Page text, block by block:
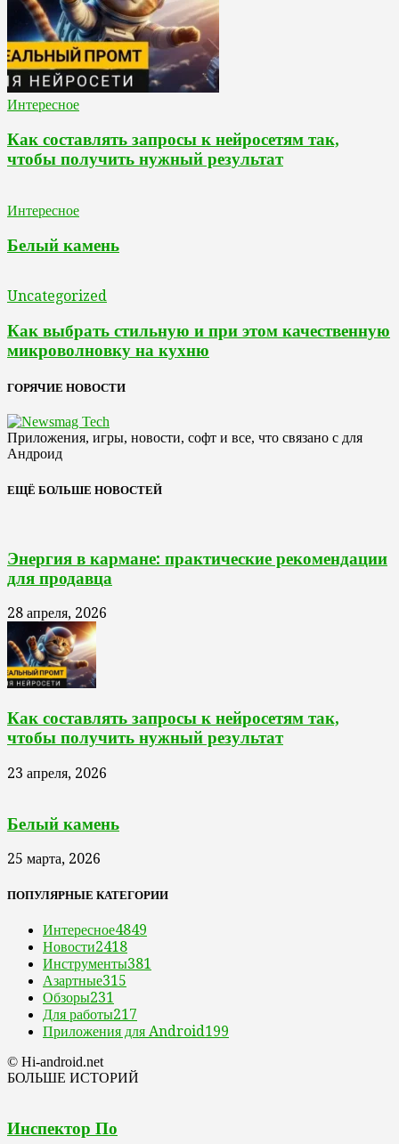
Интересное
Как составлять запросы к нейросетям так,
чтобы получить нужный результат
Интересное
Белый камень
Uncategorized
Как выбрать стильную и при этом качественную
микроволновку на кухню
ГОРЯЧИЕ НОВОСТИ
Приложения, игры, новости, софт и все, что связано с для
Андроид
ЕЩЁ БОЛЬШЕ НОВОСТЕЙ
Энергия в кармане: практические рекомендации
для продавца
28 апреля, 2026
Как составлять запросы к нейросетям так,
чтобы получить нужный результат
23 апреля, 2026
Белый камень
25 марта, 2026
ПОПУЛЯРНЫЕ КАТЕГОРИИ
Интересное4849
Новости2418
Инструменты381
Азартные315
Обзоры231
Для работы217
Приложения для Android199
© Hi-android.net
БОЛЬШЕ ИСТОРИЙ
Инспектор По